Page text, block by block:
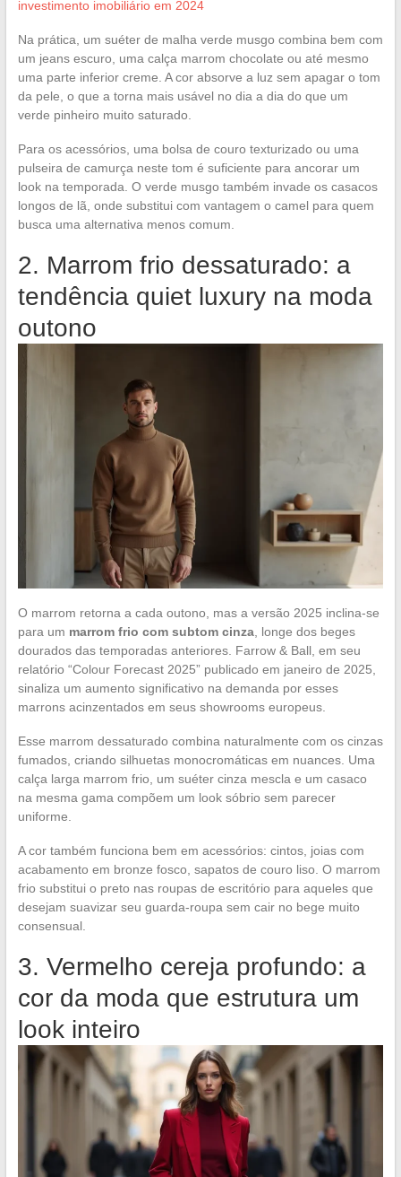
investimento imobiliário em 2024
Na prática, um suéter de malha verde musgo combina bem com
um jeans escuro, uma calça marrom chocolate ou até mesmo
uma parte inferior creme. A cor absorve a luz sem apagar o tom
da pele, o que a torna mais usável no dia a dia do que um
verde pinheiro muito saturado.
Para os acessórios, uma bolsa de couro texturizado ou uma
pulseira de camurça neste tom é suficiente para ancorar um
look na temporada. O verde musgo também invade os casacos
longos de lã, onde substitui com vantagem o camel para quem
busca uma alternativa menos comum.
2. Marrom frio dessaturado: a
tendência quiet luxury na moda
outono
O marrom retorna a cada outono, mas a versão 2025 inclina-se
para um marrom frio com subtom cinza, longe dos beges
dourados das temporadas anteriores. Farrow & Ball, em seu
relatório “Colour Forecast 2025” publicado em janeiro de 2025,
sinaliza um aumento significativo na demanda por esses
marrons acinzentados em seus showrooms europeus.
Esse marrom dessaturado combina naturalmente com os cinzas
fumados, criando silhuetas monocromáticas em nuances. Uma
calça larga marrom frio, um suéter cinza mescla e um casaco
na mesma gama compõem um look sóbrio sem parecer
uniforme.
A cor também funciona bem em acessórios: cintos, joias com
acabamento em bronze fosco, sapatos de couro liso. O marrom
frio substitui o preto nas roupas de escritório para aqueles que
desejam suavizar seu guarda-roupa sem cair no bege muito
consensual.
3. Vermelho cereja profundo: a
cor da moda que estrutura um
look inteiro